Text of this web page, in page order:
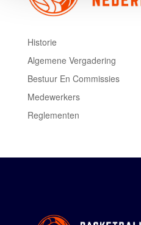
Historie
Algemene Vergadering
Bestuur En Commissies
Medewerkers
Reglementen